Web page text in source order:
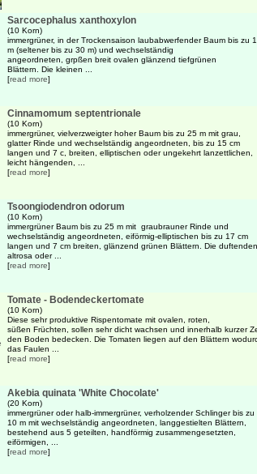
Sarcocephalus xanthoxylon
(10 Korn)
immergrüner, in der Trockensaison laubabwerfender Baum bis zu
m (seltener bis zu 30 m) und wechselständig
angeordneten, grpßen breit ovalen glänzend tiefgrünen
Blättern. Die kleinen ...
[read more]
Cinnamomum septentrionale
(10 Korn)
immergrüner, vielverzweigter hoher Baum bis zu 25 m mit grau,
glatter Rinde und wechselständig angeordneten, bis zu 15 cm
langen und 7 c, breiten, elliptischen oder ungekehrt lanzettlichen,
leicht hängenden, ...
[read more]
Tsoongiodendron odorum
(10 Korn)
immergrüner Baum bis zu 25 m mit graubrauner Rinde und
wechselständig angeordneten, eiförmig-elliptischen bis zu 17 cm
langen und 7 cm breiten, glänzend grünen Blättern. Die duftenden,
altrosa oder ...
[read more]
Tomate - Bodendeckertomate
(10 Korn)
Diese sehr produktive Rispentomate mit ovalen, roten,
süßen Früchten, sollen sehr dicht wachsen und innerhalb kurzer
den Boden bedecken. Die Tomaten liegen auf den Blättern
das Faulen ...
[read more]
Akebia quinata 'White Chocolate'
(20 Korn)
immergrüner oder halb-immergrüner, verholzender Schlinger bis zu
10 m mit wechselständig angeordneten, langgestielten Blättern,
bestehend aus 5 geteilten, handförmig zusammengesetzten,
eiförmigen, ...
[read more]